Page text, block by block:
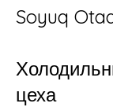
Soyuq
цеха